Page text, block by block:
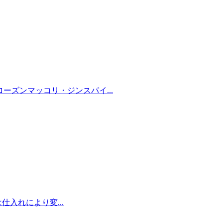
ーズンマッコリ・ジンスパイ...
入れにより変...